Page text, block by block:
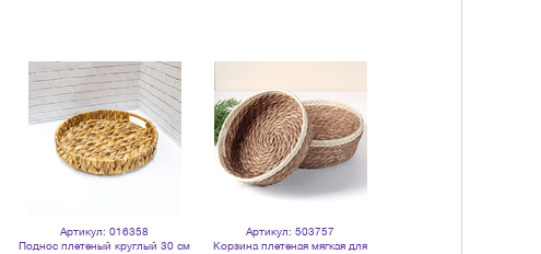
Артикул: 016358
Поднос плетеный круглый 30 см
Артикул: 503757
Корзина плетеная мягкая для